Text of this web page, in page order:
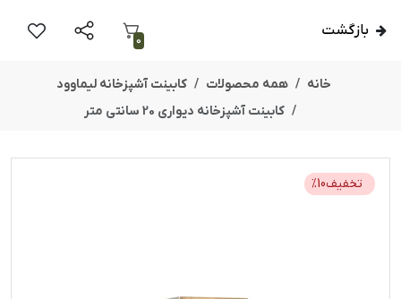
بازگشت
0
خانه همه محصولات
کابینت آشپزخانه لیماوود
کابینت آشپزخانه دیواری 20 سانتی متر
تخفیف %10